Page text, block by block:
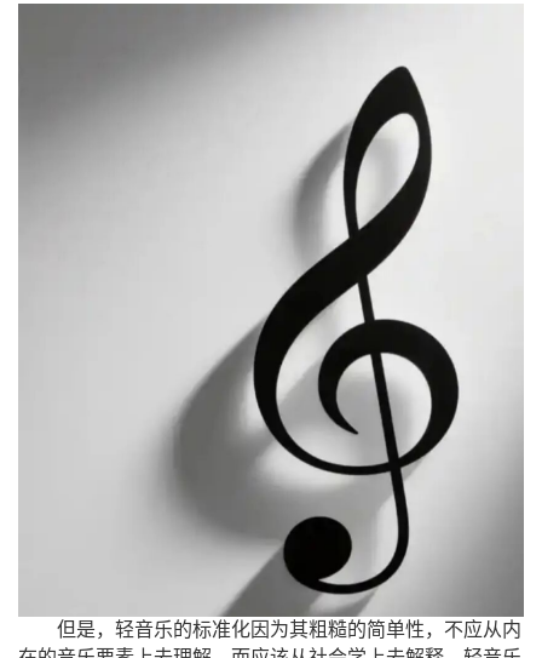
但是，轻音乐的标准化因为其粗糙的简单性，不应从内